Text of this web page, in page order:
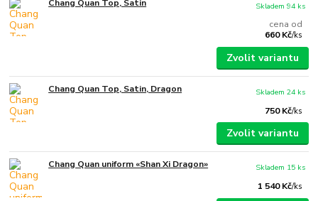
Chang Quan Top, Satin
cena od
660 Kč/ks
Skladem 94 ks
Zvolit variantu
Chang Quan Top, Satin, Dragon
750 Kč/ks
Skladem 24 ks
Zvolit variantu
Chang Quan uniform «Shan Xi Dragon»
1 540 Kč/ks
Skladem 15 ks